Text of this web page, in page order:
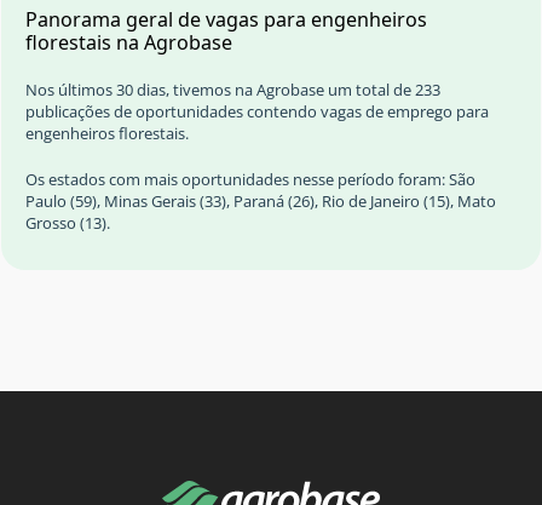
Panorama geral de vagas para engenheiros
florestais na Agrobase
Nos últimos 30 dias, tivemos na Agrobase um total de 233
publicações de oportunidades contendo vagas de emprego para
engenheiros florestais.
Os estados com mais oportunidades nesse período foram: São
Paulo (59), Minas Gerais (33), Paraná (26), Rio de Janeiro (15), Mato
Grosso (13).